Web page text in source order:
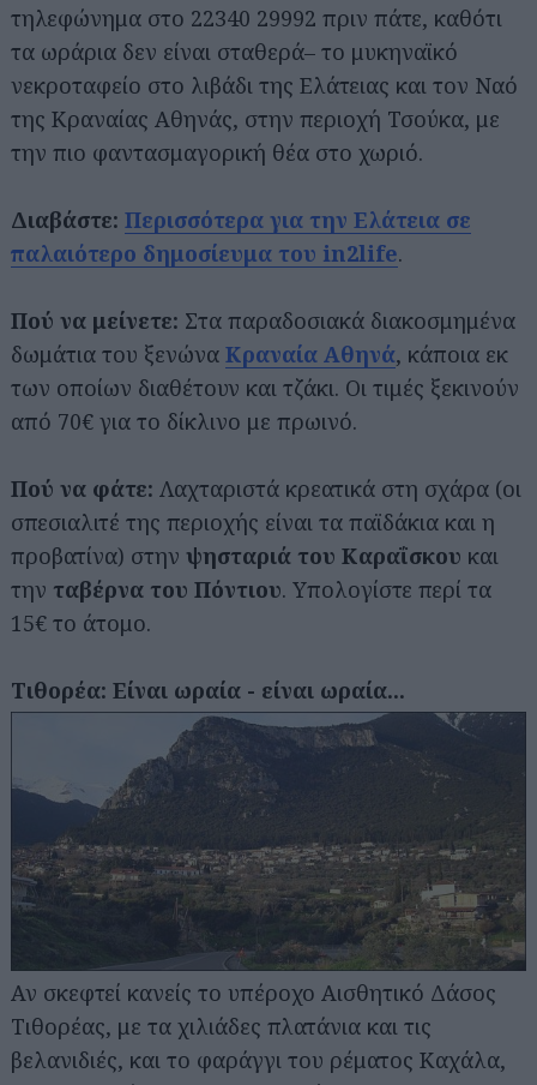
τηλεφώνημα στο 22340 29992 πριν πάτε, καθότι
τα ωράρια δεν είναι σταθερά– το μυκηναϊκό
νεκροταφείο στο λιβάδι της Ελάτειας και τον Ναό
της Κραναίας Αθηνάς, στην περιοχή Τσούκα, με
την πιο φαντασμαγορική θέα στο χωριό.
Διαβάστε: Περισσότερα για την Ελάτεια σε
παλαιότερο δημοσίευμα του in2life.
Πού να μείνετε: Στα παραδοσιακά διακοσμημένα
δωμάτια του ξενώνα Κραναία Αθηνά, κάποια εκ
των οποίων διαθέτουν και τζάκι. Οι τιμές ξεκινούν
από 70€ για το δίκλινο με πρωινό.
Πού να φάτε: Λαχταριστά κρεατικά στη σχάρα (οι
σπεσιαλιτέ της περιοχής είναι τα παϊδάκια και η
προβατίνα) στην ψησταριά του Καραΐσκου και
την ταβέρνα του Πόντιου. Υπολογίστε περί τα
15€ το άτομο.
Τιθορέα: Είναι ωραία - είναι ωραία...
Αν σκεφτεί κανείς το υπέροχο Αισθητικό Δάσος
Τιθορέας, με τα χιλιάδες πλατάνια και τις
βελανιδιές, και το φαράγγι του ρέματος Καχάλα,